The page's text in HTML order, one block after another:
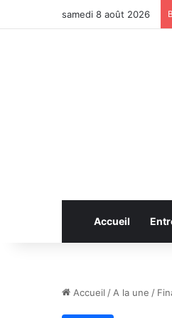
samedi 8 août 2026
Accueil
Accueil / A la une /